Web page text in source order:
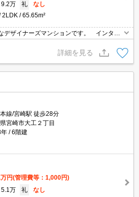
9.2万 礼
なし
2LDK 65.65m²
デザイナーズマンションです。 インター
詳細を見る
線/宮崎駅 徒歩28分
宮崎市大工２丁目
6階建
万円(管理費等：1,000円)
5.1万 礼
なし